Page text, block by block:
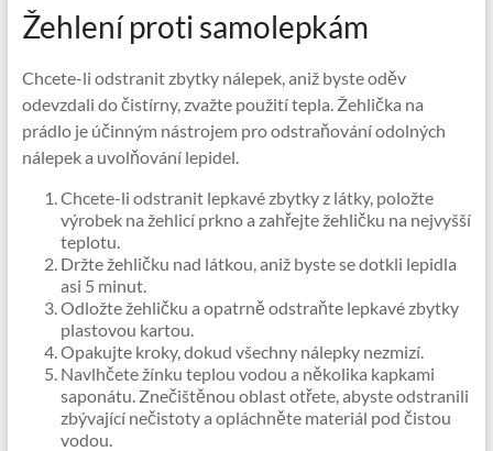
Žehlení proti samolepkám
Chcete-li odstranit zbytky nálepek, aniž byste oděv
odevzdali do čistírny, zvažte použití tepla. Žehlička na
prádlo je účinným nástrojem pro odstraňování odolných
nálepek a uvolňování lepidel.
Chcete-li odstranit lepkavé zbytky z látky, položte
výrobek na žehlicí prkno a zahřejte žehličku na nejvyšší
teplotu.
Držte žehličku nad látkou, aniž byste se dotkli lepidla
asi 5 minut.
Odložte žehličku a opatrně odstraňte lepkavé zbytky
plastovou kartou.
Opakujte kroky, dokud všechny nálepky nezmizí.
Navlhčete žínku teplou vodou a několika kapkami
saponátu. Znečištěnou oblast otřete, abyste odstranili
zbývající nečistoty a opláchněte materiál pod čistou
vodou.